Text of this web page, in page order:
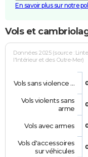
En savoir plus sur notre
Vols et
Données 2025 (source :
l'Intérieur et des Outre-Mer)
Vols sans violence …
Vols violents sans
arme
Vols avec armes
Vols d'accessoires
sur véhicules